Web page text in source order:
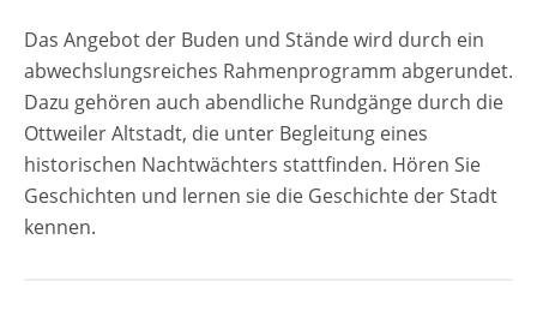
Das Angebot der Buden und Stände wird durch ein
abwechslungsreiches Rahmenprogramm abgerundet.
Dazu gehören auch abendliche Rundgänge durch die
Ottweiler Altstadt, die unter Begleitung eines
historischen Nachtwächters stattfinden. Hören Sie
Geschichten und lernen sie die Geschichte der Stadt
kennen.